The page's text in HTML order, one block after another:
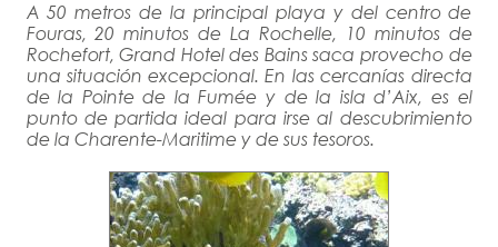
A 50 metros de la principal playa y del centro de
Fouras, 20 minutos de La Rochelle, 10 minutos de
Rochefort, Grand Hotel des Bains saca provecho de
una situación excepcional. En las cercanías directa
de la Pointe de la Fumée y de la isla d’Aix, es el
punto de partida ideal para irse al descubrimiento
de la Charente-Maritime y de sus tesoros.